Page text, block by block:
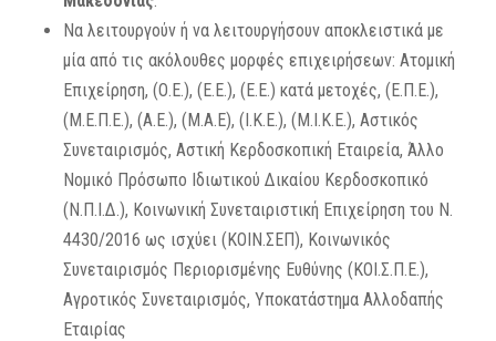
Να λειτουργούν ή να λειτουργήσουν αποκλειστικά με
μία από τις ακόλουθες μορφές επιχειρήσεων: Ατομική
Επιχείρηση, (Ο.Ε.), (Ε.Ε.), (Ε.Ε.) κατά μετοχές, (Ε.Π.Ε.),
(Μ.Ε.Π.Ε.), (Α.Ε.), (Μ.Α.Ε), (Ι.Κ.Ε.), (Μ.Ι.Κ.Ε.), Αστικός
Συνεταιρισμός, Αστική Κερδοσκοπική Εταιρεία, Άλλο
Νομικό Πρόσωπο Ιδιωτικού Δικαίου Κερδοσκοπικό
(Ν.Π.Ι.Δ.), Κοινωνική Συνεταιριστική Επιχείρηση του Ν.
4430/2016 ως ισχύει (ΚΟΙΝ.ΣΕΠ), Κοινωνικός
Συνεταιρισμός Περιορισμένης Ευθύνης (ΚΟΙ.Σ.Π.Ε.),
Αγροτικός Συνεταιρισμός, Υποκατάστημα Αλλοδαπής
Εταιρίας